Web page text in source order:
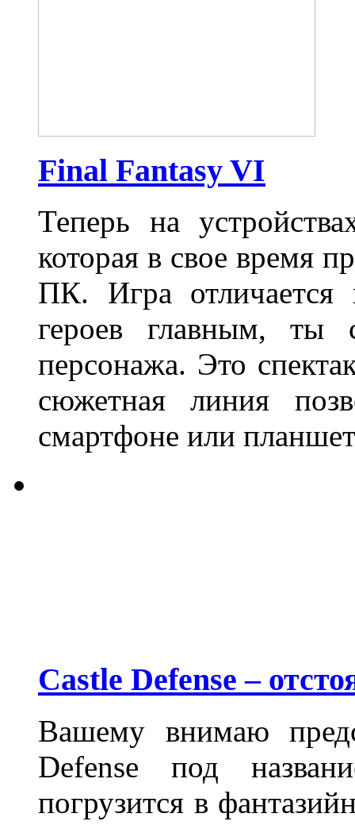
Final Fantasy VI
Теперь на
которая в свое время
ПК. Игра отличается
героев главным, ты
персонажа. Это
сюжетная линия
смартфоне или
Castle Defense –
Вашему внимаю
Defense под
погрузится в